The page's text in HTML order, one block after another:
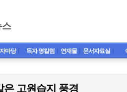
스
마당ㅣ 독자 명칼럼 연재물ㅣ 문서자료실
은 고원습지 풍경